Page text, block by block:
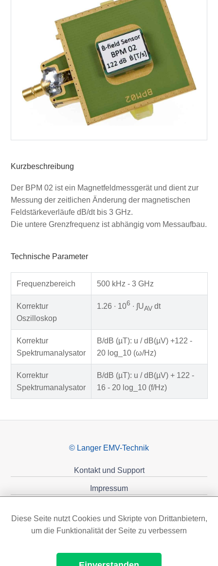
Kurzbeschreibung
Der BPM 02 ist ein Magnetfeldmessgerät und dient zur
Messung der zeitlichen Änderung der magnetischen
Feldstärkeverläufe dB/dt bis 3 GHz.
Die untere Grenzfrequenz ist abhängig vom Messaufbau.
Technische Parameter
Frequenzbereich 500 kHz - 3 GHz
Korrektur
Oszilloskop
1.26 ∙ 106 ∙ ∫UAVdt
Korrektur
Spektrumanalysator
B/dB (µT): u / dB(µV) +122 -
20 log_10 (ω/Hz)
Korrektur
Spektrumanalysator
B/dB (µT): u / dB(µV) + 122 -
16 - 20 log_10 (f/Hz)
© Langer EMV-Technik
Kontakt und Support
Impressum
Diese Seite nutzt Cookies und Skripte von Drittanbietern,
um die Funktionalität der Seite zu verbessern